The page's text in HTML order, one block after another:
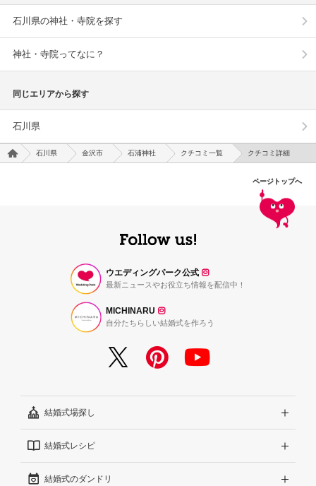
石川県の神社・寺院を探す
神社・寺院ってなに？
同じエリアから探す
石川県
石川県 金沢市 石浦神社 クチコミ一覧 クチコミ詳細
ページトップへ
ウエディングパーク公式
最新ニュースやお役立ち情報を配信中！
MICHINARU
自分たちらしい結婚式を作ろう
結婚式場探し
エリアから探す
こだわりから探す
結婚式レシピ
結婚式準備レポート『ハナレポ』
結婚式のダンドリ